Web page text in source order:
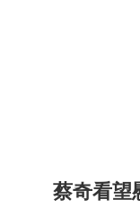
蔡奇看望